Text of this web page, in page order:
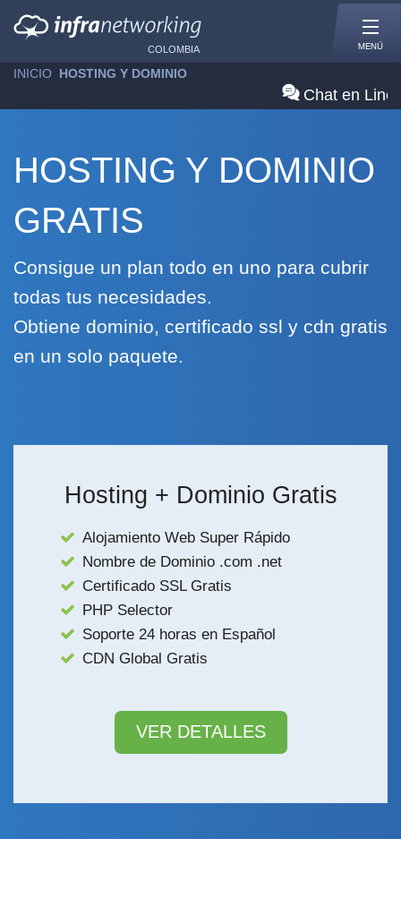
COLOMBIA MENÚ
INICIO »HOSTING Y DOMINIO
Chat en
HOSTING Y DOMINIO
GRATIS
Consigue un plan todo en uno para cubrir
todas tus necesidades.
Obtiene dominio, certificado ssl y cdn gratis
en un solo paquete.
Hosting + Dominio Gratis
Alojamiento Web Super Rápido
Nombre de Dominio .com .net
Certificado SSL Gratis
PHP Selector
Soporte 24 horas en Español
CDN Global Gratis
VER DETALLES